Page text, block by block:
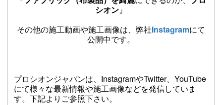
シオン』
その他の施工動画や施工画像は、弊社Instagramにて
公開中です。
プロシオンジャパンは、InstagramやTwitter、YouTube
にて様々な最新情報や施工画像などを発信していま
す。下記よりご参照下さい。